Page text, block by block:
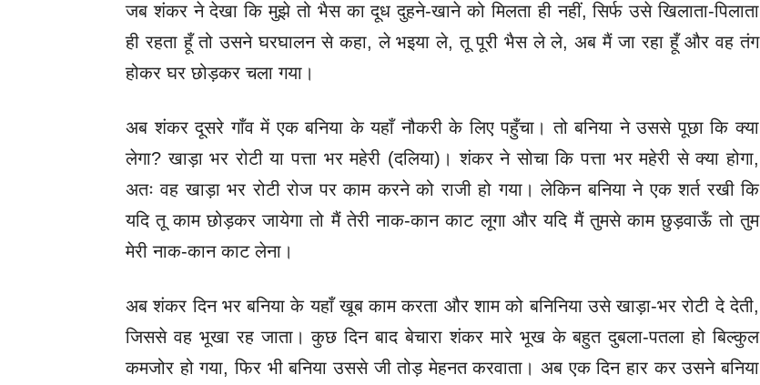
जब शंकर ने देखा कि मुझे तो भैस का दूध दुहने-खाने को मिलता ही नहीं, सिर्फ उसे खिलाता-पिलाता
ही रहता हूँ तो उसने घरघालन से कहा, ले भइया ले, तू पूरी भैस ले ले, अब मैं जा रहा हूँ और वह तंग
होकर घर छोड़कर चला गया।
अब शंकर दूसरे गाँव में एक बनिया के यहाँ नौकरी के लिए पहुँचा। तोबनिया ने उससे पूछा कि क्‍या
लेगा? खाड़ा भर रोटी या पत्ता भर महेरी (दलिया)। शंकर ने सोचा कि पत्ता भर महेरी से क्‍या होगा,
अतः वह खाड़ा भर रोटी रोज पर काम करने को राजी हो गया। लेकिन बनिया ने एक शर्त रखी कि
यदि तू काम छोड़कर जायेगा तो मैं तेरी नाक-कान काट लूगा और यदि मैं तुमसे काम छुड़वाऊँ तो तुम
मेरी नाक-कान काट लेना।
अब शंकर दिन भर बनिया के यहाँ खूब काम करता और शाम को बनिनियाउसे खाड़ा-भर रोटी दे देती,
जिससे वह भूखा रह जाता। कुछ दिन बाद बेचारा शंकर मारे भूख के बहुत दुबला-पतला हो बिल्कुल
कमजोर हो गया, फिर भी बनिया उससे जी तोड़ मेहनत करवाता। अब एक दिन हार कर उसने बनिया